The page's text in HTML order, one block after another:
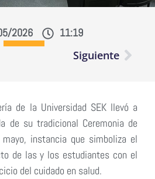
2026 11:19
Siguiente
de la Universidad SEK llevó a
de su tradicional Ceremonia de
instancia que simboliza el
de las y los estudiantes con el
del cuidado en salud.